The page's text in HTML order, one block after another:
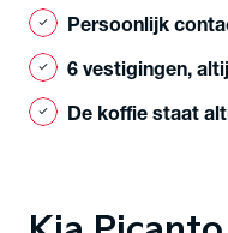
check Persoonlijk
check 6 vestigingen,
check De koffie staat